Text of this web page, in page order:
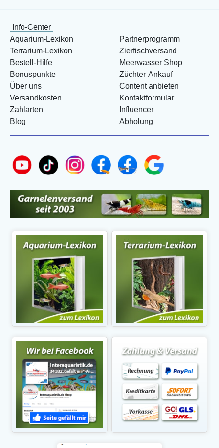
Info-Center
Aquarium-Lexikon
Terrarium-Lexikon
Bestell-Hilfe
Bonuspunkte
Über uns
Versandkosten
Zahlarten
Blog
Partnerprogramm
Zierfischversand
Meerwasser Shop
Züchter-Ankauf
Content anbieten
Kontaktformular
Influencer
Abholung